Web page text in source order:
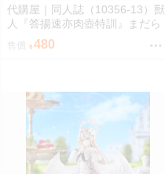
代購屋｜同人誌（10356-13）獸
人『答揚速亦肉壺特訓』まだら
模様 まんだら亭
480